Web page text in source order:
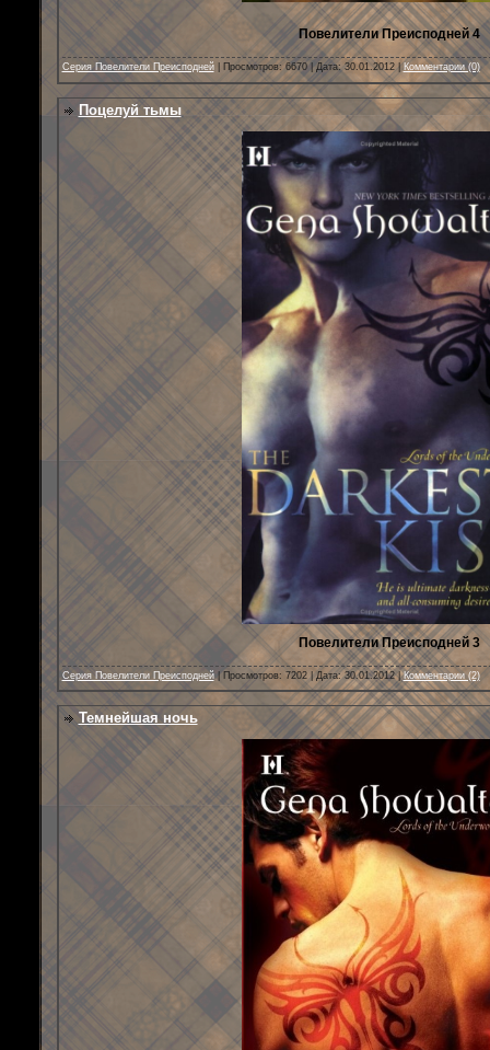
Повелители Преисподней 4
Серия Повелители Преисподней| Просмотров: 6670 | Дата: 30.01.2012| Комментарии (0)
Поцелуй тьмы
Повелители Преисподней 3
Серия Повелители Преисподней| Просмотров: 7202 | Дата:30.01.2012|Комментарии (2)
Темнейшая ночь